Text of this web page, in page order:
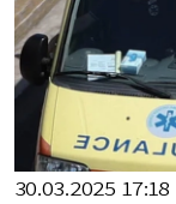
30.03.2025 17:18